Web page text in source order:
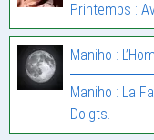
Printemps :
Maniho :
Maniho : La
Doigts.